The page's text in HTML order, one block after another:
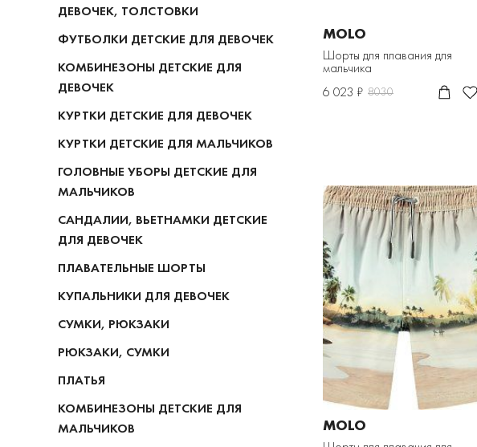
ДЕВОЧЕК, ТОЛСТОВКИ
ФУТБОЛКИ ДЕТСКИЕ ДЛЯ ДЕВОЧЕК
КОМБИНЕЗОНЫ ДЕТСКИЕ ДЛЯ
ДЕВОЧЕК
КУРТКИ ДЕТСКИЕ ДЛЯ ДЕВОЧЕК
КУРТКИ ДЕТСКИЕ ДЛЯ МАЛЬЧИКОВ
ГОЛОВНЫЕ УБОРЫ ДЕТСКИЕ ДЛЯ
МАЛЬЧИКОВ
САНДАЛИИ, ВЬЕТНАМКИ ДЕТСКИЕ
ДЛЯ ДЕВОЧЕК
ПЛАВАТЕЛЬНЫЕ ШОРТЫ
КУПАЛЬНИКИ ДЛЯ ДЕВОЧЕК
СУМКИ, РЮКЗАКИ
РЮКЗАКИ, СУМКИ
ПЛАТЬЯ
КОМБИНЕЗОНЫ ДЕТСКИЕ ДЛЯ
МАЛЬЧИКОВ
MOLO
Шорты для плавания для
мальчика
6 023 ₽ 8030
MOLO